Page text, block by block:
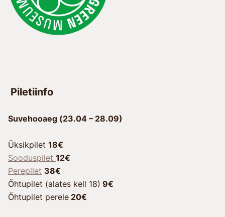
Piletiinfo
Suvehooaeg (23.04 – 28.09)
Üksikpilet 18€
Sooduspilet 12€
Perepilet 38€
Õhtupilet (alates kell 18) 9€
Õhtupilet perele 20€